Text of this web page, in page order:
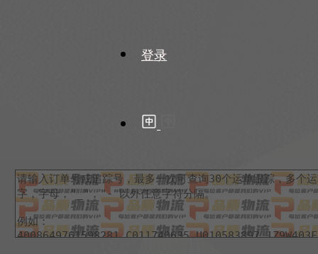
登录